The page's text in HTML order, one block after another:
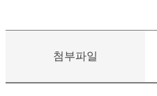
첨부파일